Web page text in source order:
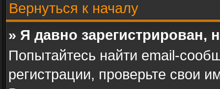
Вернуться к началу
» Я давно зарегистрирован,
Попытайтесь найти email-
регистрации, проверьте свои